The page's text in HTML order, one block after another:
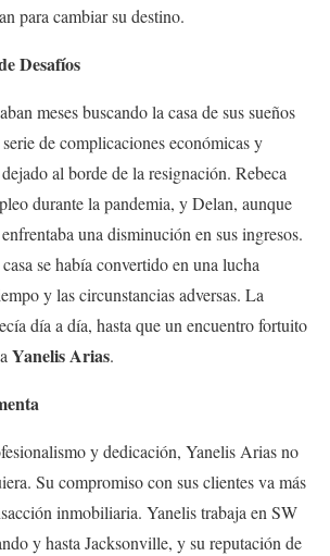
para cambiar su destino.
Desafíos
meses buscando la casa de sus sueños
de complicaciones económicas y
al borde de la resignación. Rebeca
durante la pandemia, y Delan, aunque
una disminución en sus ingresos.
se había convertido en una lucha
y las circunstancias adversas. La
día a día, hasta que un encuentro fortuito
Yanelis Arias.
y dedicación, Yanelis Arias no
Su compromiso con sus clientes va más
inmobiliaria. Yanelis trabaja en SW
y hasta Jacksonville, y su reputación de